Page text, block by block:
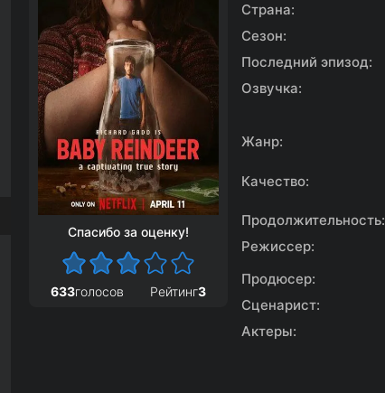
Спасибо за оценку!
633голосов Рейтинг3
Страна:
Сезон:
Последний эпизод:
Озвучка:
Жанр:
Качество:
Продолжительность:
Режиссер:
Продюсер:
Сценарист:
Актеры: